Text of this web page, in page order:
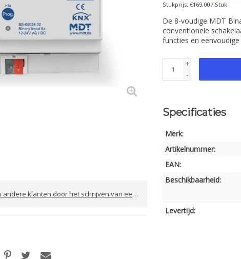
klanten door het schrijven van een review
Stukprijs: €169,00 / Stuk
De 8-voudige MDT
conventionele
functies en
+
-
Specificaties
Merk:
Artikelnummer:
EAN:
Beschikbaarheid:
Levertijd: